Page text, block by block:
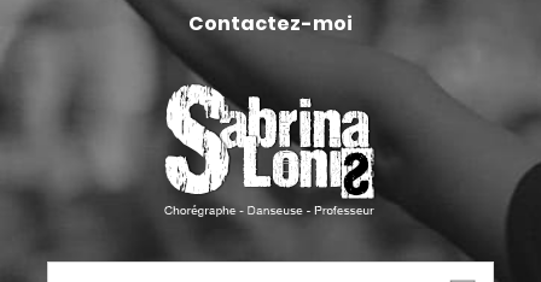
Contactez-moi